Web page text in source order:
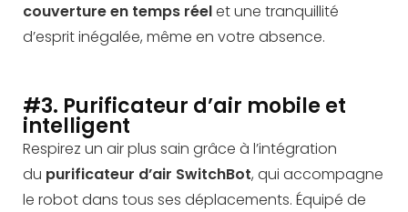
couverture en temps réelet une tranquillité
d’esprit inégalée, même en votre absence.
#3. Purificateur d’air mobile et
intelligent
Respirez un air plus sain grâce à l’intégration
du purificateur d’air SwitchBot, qui accompagne
le robot dans tous ses déplacements. Équipé de